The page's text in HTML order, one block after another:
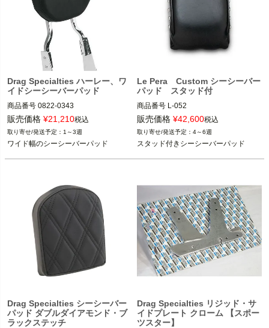
Drag Specialties ハーレー、ワ
イドシーシーバーパッド
商品番号 0822-0343
Drag Specialties、Khrome Werksなど
のスクエア・バー用
販売価格 ¥21,210税込
1～3週
ワイド幅のシーシーバーパッド
Le Pera Custom シーシーバー
パッド スタッド付
商品番号 L-052
2BC：497336
Le Pera(ラペラ）
販売価格 ¥42,600税込
4～6週
スタッド付きシーシーバーパッド
Drag Specialties シーシーバー
パッド ダブルダイアモンド・ブ
ラックステッチ
Drag Specialties リジッド・サ
イドプレート クローム 【スポー
ツスター】